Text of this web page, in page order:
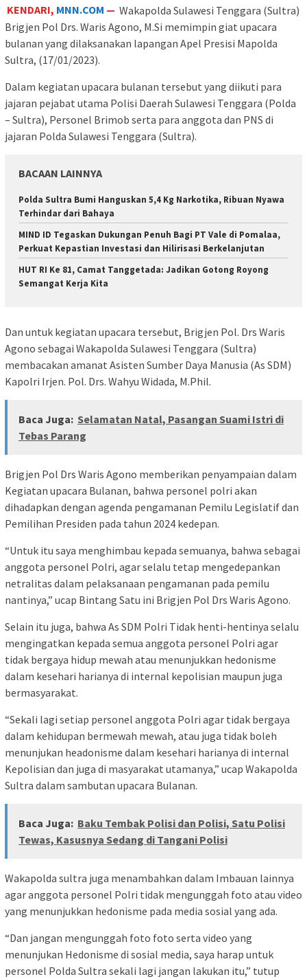
KENDARI, MNN.COM — Wakapolda Sulawesi Tenggara (Sultra)
Brigjen Pol Drs. Waris Agono, M.Si memimpin giat upacara
bulanan yang dilaksanakan lapangan Apel Presisi Mapolda
Sultra, (17/01/2023).
Dalam kegiatan upacara bulanan tersebut yang diikuti para
jajaran pejabat utama Polisi Daerah Sulawesi Tenggara (Polda
– Sultra), Personel Brimob serta para anggota dan PNS di
jajaran Polda Sulawesi Tenggara (Sultra).
BACAAN LAINNYA
Polda Sultra Bumi Hanguskan 5,4 Kg Narkotika, Ribuan Nyawa
Terhindar dari Bahaya
MIND ID Tegaskan Dukungan Penuh Bagi PT Vale di Pomalaa,
Perkuat Kepastian Investasi dan Hilirisasi Berkelanjutan
HUT RI Ke 81, Camat Tanggetada: Jadikan Gotong Royong
Semangat Kerja Kita
Dan untuk kegiatan upacara tersebut, Brigjen Pol. Drs Waris
Agono sebagai Wakapolda Sulawesi Tenggara (Sultra)
membacakan amanat Asisten Sumber Daya Manusia (As SDM)
Kapolri Irjen. Pol. Drs. Wahyu Widada, M.Phil.
Baca Juga: Selamatan Natal, Pasangan Suami Istri di
Tebas Parang
Brigjen Pol Drs Waris Agono memberikan penyampaian dalam
Kegiatan upacara Bulanan, bahwa personel polri akan
dihadapkan dengan agenda pengamanan Pemilu Legislatif dan
Pemilihan Presiden pada tahun 2024 kedepan.
“Untuk itu saya menghimbau kepada semuanya, bahwa sebagai
anggota personel Polri, agar selalu tetap mengedepankan
netralitas dalam pelaksanaan pengamanan pada pemilu
nantinya,” ucap Bintang Satu ini Brigjen Pol Drs Waris Agono.
Selain itu juga, bahwa As SDM Polri Tidak henti-hentinya selalu
mengingatkan kepada semua anggota personel Polri agar
tidak bergaya hidup mewah atau menunjukkan hedonisme
dalam kesehari harianya di internal kepolisian maupun juga
bermasyarakat.
“Sekali lagi setiap personel anggota Polri agar tidak bergaya
dalam kehidupan bermewah mewah, atau juga tidak boleh
menunjukan headonisme dalam kesehari harianya di internal
Kepolisian dan juga di masyarakat utamanya,” ucap Wakapolda
Sultra dalam sambutan upacara Bulanan.
Baca Juga: Baku Tembak Polisi dan Polisi, Satu Polisi
Tewas, Kasusnya Sedang di Tangani Polisi
Wakapolda sultra juga menambahkan dalam Imbauan lainnya
agar anggota personel Polri tidak mengunggah foto atau video
yang menunjukkan hedonisme pada media sosial yang ada.
“Dan jangan mengunggah foto foto serta video yang
menunjukan Hedonisme di sosial media, saya harap untuk
personel Polda Sultra sekali lagi jangan lakukan itu,” tutup